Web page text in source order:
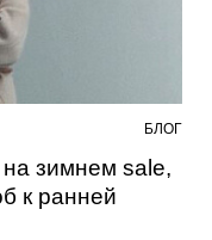
БЛОГ
на зимнем sale,
к ранней